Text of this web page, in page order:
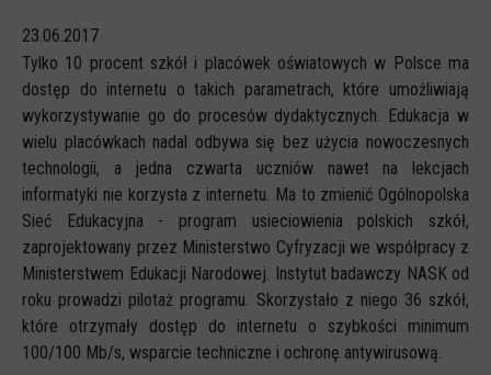
23.06.2017
Tylko 10 procent szkół i placówek oświatowych w Polsce ma
dostęp do internetu o takich parametrach, które umożliwiają
wykorzystywanie go do procesów dydaktycznych. Edukacja w
wielu placówkach nadal odbywa się bez użycia nowoczesnych
technologii, a jedna czwarta uczniów nawet na lekcjach
informatyki nie korzysta z internetu. Ma to zmienić Ogólnopolska
Sieć Edukacyjna - program usieciowienia polskich szkół,
zaprojektowany przez Ministerstwo Cyfryzacji we współpracy z
Ministerstwem Edukacji Narodowej. Instytut badawczy NASK od
roku prowadzi pilotaż programu. Skorzystało z niego 36 szkół,
które otrzymały dostęp do internetu o szybkości minimum
100/100 Mb/s, wsparcie techniczne i ochronę antywirusową.
BEZPIECZNE WAKACJE 2022
CYBERREPETYTORIUM
RAZEM W SIECI
INFOGRAFIKI
SŁOWA Z SIECI NASZYCH DZIECI
Webinaria
Webinary CEDMO
Cykl webinarów - Gadanie o internecie
Cyfrowe wieczory dla rodziców